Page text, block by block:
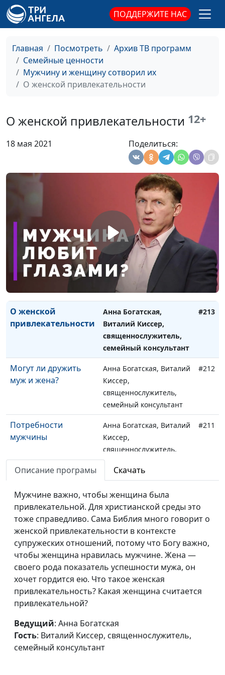
ПОДДЕРЖИТЕ НАС
Главная Посмотреть
Архив ТВ программ
Семейные ценности
Мужчину и женщину сотворил их
О женской привлекательности
О женской привлекательности 12+
18 мая 2021 Поделиться:
семейный консультант
Каким должен быть
Анна Богатская, Виталий
священнослужитель,
#218
Доходы мужа и
Анна Богатская, Виталий
семейный консультант
Доверие в семье:
Анна Богатская, Виталий
Киссер,
священнослужитель,
семейный консультант
мотивируй мужчину
Анна Богатская, Виталий
Киссер,
священнослужитель,
семейный консультант
#215
Мудрая жена
устроит дом свой
Анна Богатская, Виталий
Киссер,
священнослужитель,
семейный консультант
#214
О женской
привлекательности
Анна Богатская,
Виталий Киссер,
священнослужитель,
семейный консультант
#213
Могут ли дружить
муж и жена?
Анна Богатская, Виталий
Киссер,
священнослужитель,
семейный консультант
#212
Потребности
мужчины
Анна Богатская, Виталий
Киссер,
священнослужитель,
семейный консультант
#211
женщины (вторая
часть)
Анна Богатская, Виталий
Киссер,
священнослужитель,
семейный консультант
#210
Потребности
женщины (первая
Анна Богатская, Виталий
священнослужитель,
семейный консультант
Эмоциональные и
духовные
потребности мужей
и жен
Анна Богатская, Виталий
#208
Дети:
Анна Богатская, Виталий
Описание програмы Скачать
Мужчине важно, чтобы женщина была
привлекательной. Для христианской среды это
тоже справедливо. Сама Библия много говорит о
женской привлекательности в контексте
супружеских отношений, потому что Богу важно,
чтобы женщина нравилась мужчине. Жена —
своего рода показатель успешности мужа, он
хочет гордится ею. Что такое женская
привлекательность? Какая женщина считается
привлекательной?
Ведущий: Анна Богатская
Гость: Виталий Киссер, священнослужитель,
семейный консультант